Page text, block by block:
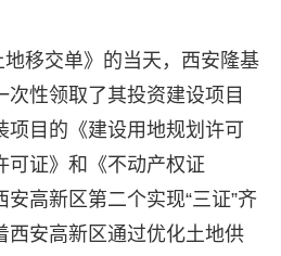
移交单》的当天，西安隆基
次性领取了其投资建设项目
目的《建设用地规划许可
可证》和《不动产权证
高新区第二个实现“三证”齐
西安高新区通过优化土地供